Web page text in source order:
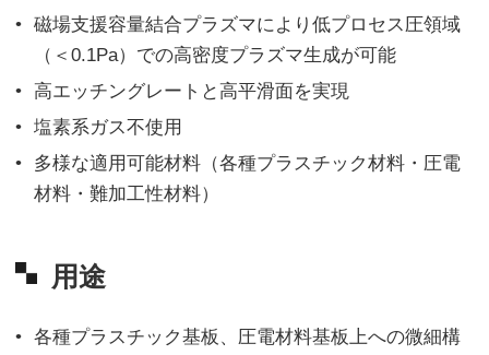
磁場支援容量結合プラズマにより低プロセス圧領域
（＜0.1Pa）での高密度プラズマ生成が可能
高エッチングレートと高平滑面を実現
塩素系ガス不使用
多様な適用可能材料（各種プラスチック材料・圧電
材料・難加工性材料）
用途
各種プラスチック基板、圧電材料基板上への微細構